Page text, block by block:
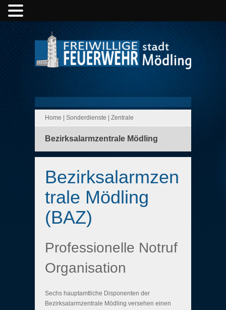
Home Sonderdienste Zentrale
Bezirksalarmzentrale Mödling
Bezirksalarmzen
trale Mödling
(BAZ)
Professionelle Notruf
Organisation
Sechs hauptamtliche Disponenten der
Bezirksalarmzentrale Mödling versehen einen